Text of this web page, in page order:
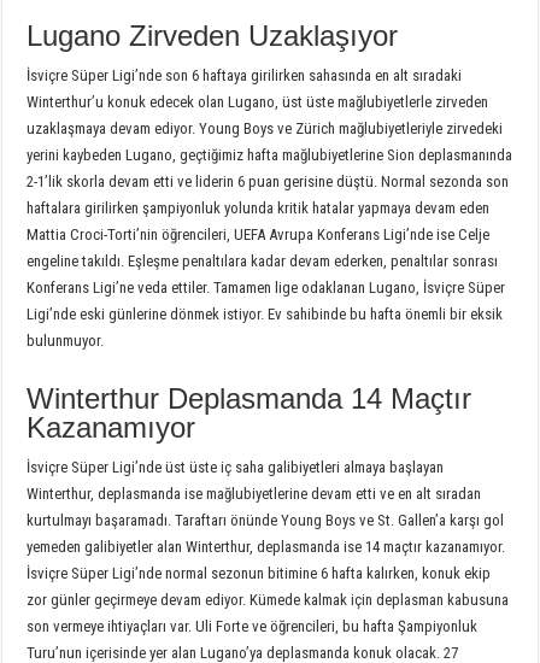
Lugano Zirveden Uzaklaşıyor
İsviçre Süper Ligi’nde son 6 haftaya girilirken sahasında en alt sıradaki
Winterthur’u konuk edecek olan Lugano, üst üste mağlubiyetlerle zirveden
uzaklaşmaya devam ediyor. Young Boys ve Zürich mağlubiyetleriyle zirvedeki
yerini kaybeden Lugano, geçtiğimiz hafta mağlubiyetlerine Sion deplasmanında
2-1’lik skorla devam etti ve liderin 6 puan gerisine düştü. Normal sezonda son
haftalara girilirken şampiyonluk yolunda kritik hatalar yapmaya devam eden
Mattia Croci-Torti’nin öğrencileri, UEFA Avrupa Konferans Ligi’nde ise Celje
engeline takıldı. Eşleşme penaltılara kadar devam ederken, penaltılar sonrası
Konferans Ligi’ne veda ettiler. Tamamen lige odaklanan Lugano, İsviçre Süper
Ligi’nde eski günlerine dönmek istiyor. Ev sahibinde bu hafta önemli bir eksik
bulunmuyor.
Winterthur Deplasmanda 14 Maçtır
Kazanamıyor
İsviçre Süper Ligi’nde üst üste iç saha galibiyetleri almaya başlayan
Winterthur, deplasmanda ise mağlubiyetlerine devam etti ve en alt sıradan
kurtulmayı başaramadı. Taraftarı önünde Young Boys ve St. Gallen’a karşı gol
yemeden galibiyetler alan Winterthur, deplasmanda ise 14 maçtır kazanamıyor.
İsviçre Süper Ligi’nde normal sezonun bitimine 6 hafta kalırken, konuk ekip
zor günler geçirmeye devam ediyor. Kümede kalmak için deplasman kabusuna
son vermeye ihtiyaçları var. Uli Forte ve öğrencileri, bu hafta Şampiyonluk
Turu’nun içerisinde yer alan Lugano’ya deplasmanda konuk olacak. 27